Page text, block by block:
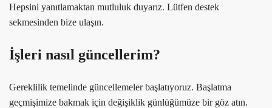
Hepsini yanıtlamaktan mutluluk duyarız. Lütfen destek
sekmesinden bize ulaşın.
İşleri nasıl güncellerim?
Gereklilik temelinde güncellemeler başlatıyoruz. Başlatma
geçmişimize bakmak için değişiklik günlüğümüze bir göz atın.